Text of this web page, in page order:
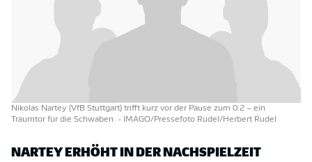
Nikolas Nartey (VfB Stuttgart) trifft kurz vor der Pause zum 0:2 – ein
Traumtor für die Schwaben. - IMAGO/Pressefoto Rudel/Herbert Rudel
NARTEY ERHÖHT IN DER NACHSPIELZEIT